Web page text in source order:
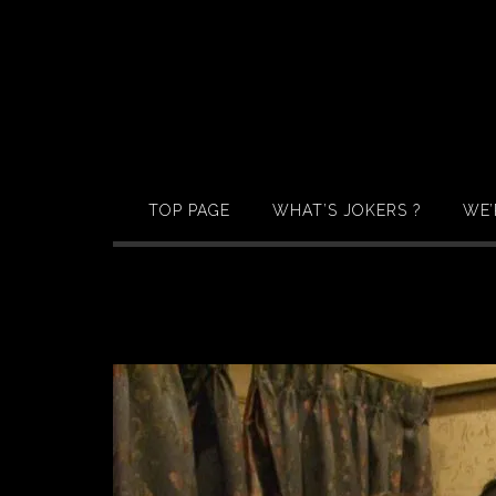
TOP PAGE WHAT’S JOKERS ?